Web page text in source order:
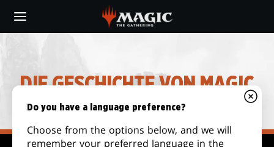
main
DIE GESCHICHTE VON MAGIC
Do you have a language preference?
Choose from the options below, and we will
remember your preferred language in the